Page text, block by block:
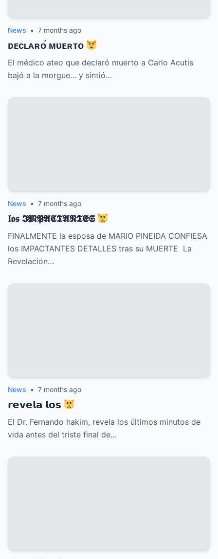
News • 7 months ago
ᴅᴇᴄʟᴀʀᴏ́ ᴍᴜᴇʀᴛᴏ
El médico ateo que declaró muerto a Carlo Acutis
bajó a la morgue… y sintió…
News • 7 months ago
𝖑𝖔𝖘 𝕴𝕸𝕻𝕬𝕮𝕿𝕬𝕹𝕿𝕰𝕾
FINALMENTE la esposa de MARIO PINEIDA CONFIESA
los IMPACTANTES DETALLES tras su MUERTE La
Revelación…
News • 7 months ago
𝗿𝗲𝘃𝗲𝗹𝗮 𝗹𝗼𝘀
El Dr. Fernando hakim, revela los últimos minutos de
vida antes del triste final de…